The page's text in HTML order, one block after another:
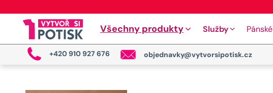
Všechny produkty Služby Pánské
+420 910 927 676 objednavky@vytvorsipotisk.cz